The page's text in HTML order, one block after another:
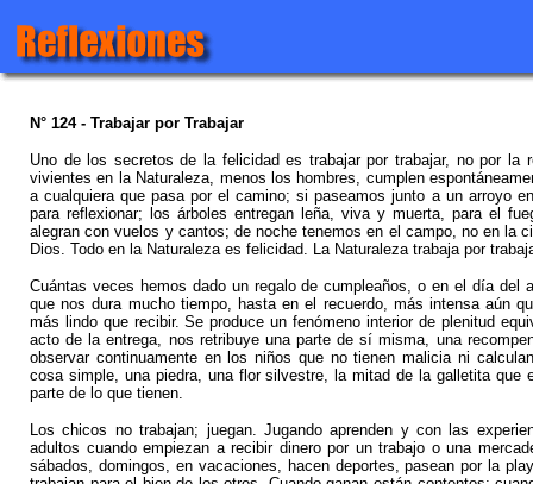
N° 124 - Trabajar por Trabajar
Uno de los secretos de la felicidad es trabajar por trabajar, no por
vivientes en la Naturaleza, menos los hombres, cumplen
a cualquiera que pasa por el camino; si paseamos junto a un arroyo
para reflexionar; los árboles entregan leña, viva y muerta, para el
alegran con vuelos y cantos; de noche tenemos en el campo, no en la
Dios. Todo en la Naturaleza es felicidad. La Naturaleza trabaja por
Cuántas veces hemos dado un regalo de cumpleaños, o en el día del
que nos dura mucho tiempo, hasta en el recuerdo, más intensa aún
más lindo que recibir. Se produce un fenómeno interior de plenitud
acto de la entrega, nos retribuye una parte de sí misma, una
observar continuamente en los niños que no tienen malicia ni
cosa simple, una piedra, una flor silvestre, la mitad de la galletita que
parte de lo que tienen.
Los chicos no trabajan; juegan. Jugando aprenden y con las
adultos cuando empiezan a recibir dinero por un trabajo o una
sábados, domingos, en vacaciones, hacen deportes, pasean por la